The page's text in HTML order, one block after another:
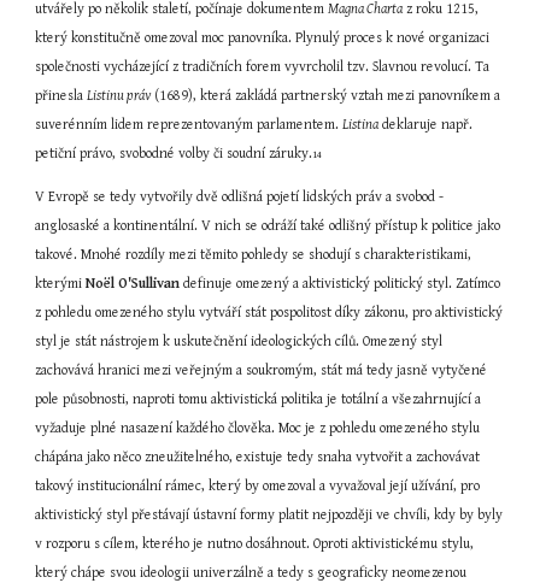
utvářely po několik staletí, počínaje dokumentem Magna Charta z roku 1215,
který konstitučně omezoval moc panovníka. Plynulý proces k nové organizaci
společnosti vycházející z tradičních forem vyvrcholil tzv. Slavnou revolucí. Ta
přinesla Listinu práv (1689), která zakládá partnerský vztah mezi panovníkem a
suverénním lidem reprezentovaným parlamentem. Listina deklaruje např.
petiční právo, svobodné volby či soudní záruky.14
V Evropě se tedy vytvořily dvě odlišná pojetí lidských práv a svobod -
anglosaské a kontinentální. V nich se odráží také odlišný přístup k politice jako
takové. Mnohé rozdíly mezi těmito pohledy se shodují s charakteristikami,
kterými Noël O'Sullivan definuje omezený a aktivistický politický styl. Zatímco
z pohledu omezeného stylu vytváří stát pospolitost díky zákonu, pro aktivistický
styl je stát nástrojem k uskutečnění ideologických cílů. Omezený styl
zachovává hranici mezi veřejným a soukromým, stát má tedy jasně vytyčené
pole působnosti, naproti tomu aktivistická politika je totální a všezahrnující a
vyžaduje plné nasazení každého člověka. Moc je z pohledu omezeného stylu
chápána jako něco zneužitelného, existuje tedy snaha vytvořit a zachovávat
takový institucionální rámec, který by omezoval a vyvažoval její užívání, pro
aktivistický styl přestávají ústavní formy platit nejpozději ve chvíli, kdy by byly
v rozporu s cílem, kterého je nutno dosáhnout. Oproti aktivistickému stylu,
který chápe svou ideologii univerzálně a tedy s geograficky neomezenou